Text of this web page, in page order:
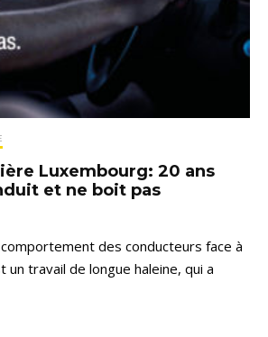
Luxembourg: 20 ans
et ne boit pas
des conducteurs face à
un travail de longue haleine, qui a